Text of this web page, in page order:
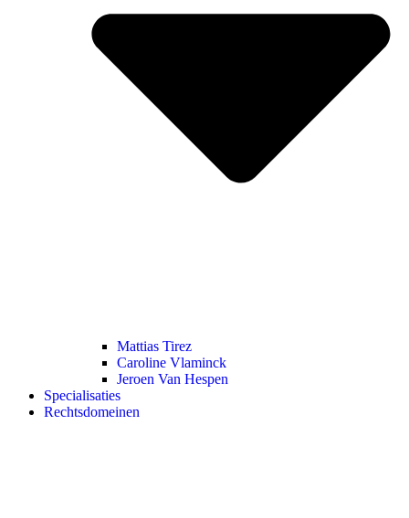
Mattias Tirez
Caroline Vlaminck
Jeroen Van Hespen
Specialisaties
Rechtsdomeinen